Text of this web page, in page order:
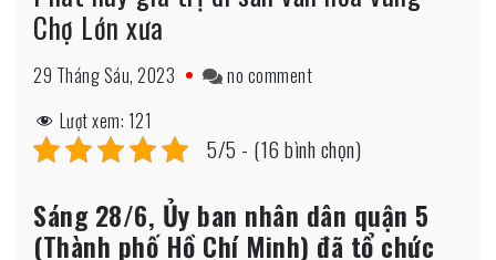
Chợ Lớn xưa
29 Tháng Sáu, 2023 no commenton
giá
di
sản
Lượt xem: 121
5/5 - (16 bình chọn)
Sáng 28/6, Ủy ban nhân dân quận 5
(Thành phố Hồ Chí Minh) đã tổ chức